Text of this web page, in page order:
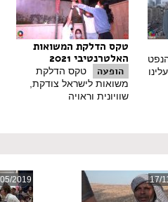
טקס הדלקת המשואות
האלטרנטיבי 2021
הופעה
טקס הדלקת
משואות לישראל צודקת,
שוויונית וראויה
17/
2019